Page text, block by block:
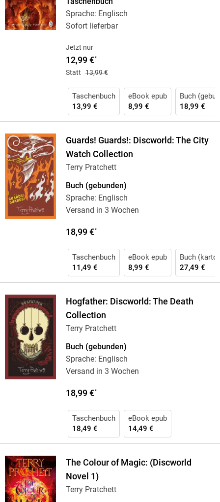
Sprache: Englisch
Sofort lieferbar
Jetzt nur
12,99 €*
Statt 13,99 €
Taschenbuch
13,99 €
eBook epub
8,99 €
Buch
18,99 €
Guards! Guards!: Discworld: The City
Watch Collection
Terry Pratchett
Buch (gebunden)
Sprache: Englisch
Versand in 3 Wochen
18,99 €*
Taschenbuch
11,49 €
eBook epub
8,99 €
Buch
27,49 €
Hogfather: Discworld: The Death
Collection
Terry Pratchett
Buch (gebunden)
Sprache: Englisch
Versand in 3 Wochen
18,99 €*
Taschenbuch
18,49 €
eBook epub
14,49 €
The Colour of Magic: (Discworld
Novel 1)
Terry Pratchett